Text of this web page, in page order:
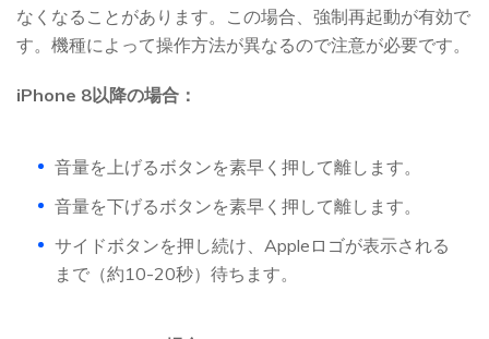
なくなることがあります。この場合、強制再起動が有効で
す。機種によって操作方法が異なるので注意が必要です。
iPhone 8以降の場合：
音量を上げるボタンを素早く押して離します。
音量を下げるボタンを素早く押して離します。
サイドボタンを押し続け、Appleロゴが表示される
まで（約10-20秒）待ちます。